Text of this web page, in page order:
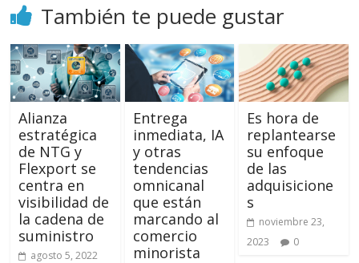
También te puede gustar
Alianza
estratégica
de NTG y
Flexport se
centra en
visibilidad de
la cadena de
suministro
agosto 5, 2022
Entrega
inmediata, IA
y otras
tendencias
omnicanal
que están
marcando al
comercio
minorista
Es hora de
replantearse
su enfoque
de las
adquisicione
s
noviembre 23,
2023
0